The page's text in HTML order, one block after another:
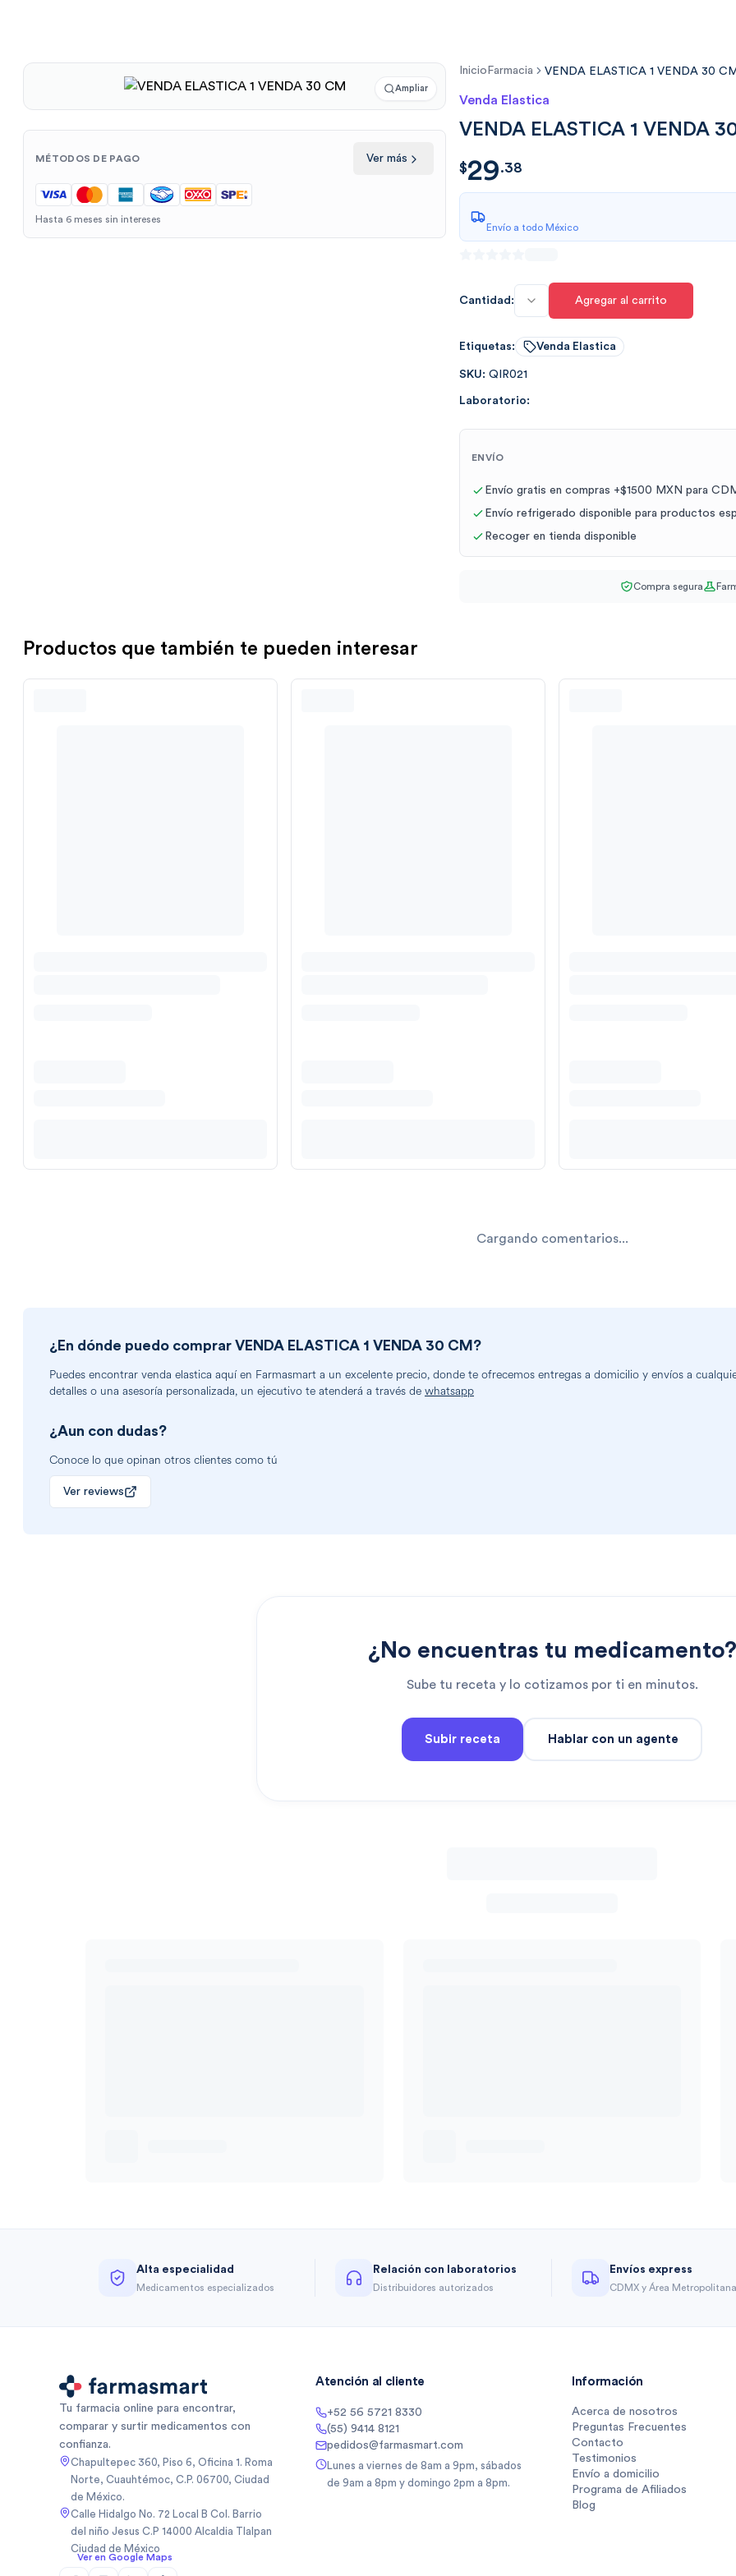
Ampliar
MÉTODOS DE PAGO Ver más
Hasta 6 meses sin intereses
Inicio Farmacia VENDA ELASTICA 1 VENDA 30
Venda Elastica
VENDA ELASTICA 1 VENDA
$29.38
$29.38
Envío a todo México
Cantidad: Agregar al carrito
Etiquetas: Venda Elastica
SKU: QIR021
Laboratorio:
ENVÍO
Envío gratis en compras +$1500 MXN para
Envío refrigerado disponible para productos
Recoger en tienda disponible
Compra segura
Productos que también te pueden interesar
Cargando comentarios...
¿En dónde puedo comprar VENDA ELASTICA 1 VENDA 30 CM ?
Puedes encontrar venda elastica aquí en Farmasmart a un excelente precio, donde te ofrecemos entregas a domicilio y envíos a
detalles o una asesoría personalizada, un ejecutivo te atenderá a través de whatsapp
¿Aun con dudas?
Conoce lo que opinan otros clientes como tú
Ver reviews
¿No encuentras tu medicamento?
Sube tu receta y lo cotizamos por ti en minutos.
Subir receta Hablar con un agente
Alta especialidad
Medicamentos especializados
Relación con laboratorios
Distribuidores autorizados
Envíos express
CDMX y Área Metropolitana
Tu farmacia online para encontrar,
comparar y surtir medicamentos con
confianza.
Chapultepec 360, Piso 6, Oficina 1. Roma
Norte, Cuauhtémoc, C.P. 06700, Ciudad
de México.
Calle Hidalgo No. 72 Local B Col. Barrio
del niño Jesus C.P 14000 Alcaldia Tlalpan
Ciudad de México
Ver en Google Maps
Atención al cliente
+52 56 5721 8330
(55) 9414 8121
pedidos@farmasmart.com
Lunes a viernes de 8am a 9pm, sábados
de 9am a 8pm y domingo 2pm a 8pm.
Información
Acerca de nosotros
Preguntas Frecuentes
Contacto
Testimonios
Envío a domicilio
Programa de Afiliados
Blog